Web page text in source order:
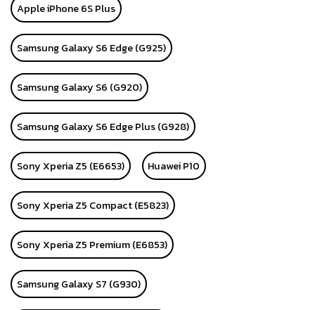
Apple iPhone 6S Plus
Samsung Galaxy S6 Edge (G925)
Samsung Galaxy S6 (G920)
Samsung Galaxy S6 Edge Plus (G928)
Sony Xperia Z5 (E6653) Huawei P10
Sony Xperia Z5 Compact (E5823)
Sony Xperia Z5 Premium (E6853)
Samsung Galaxy S7 (G930)